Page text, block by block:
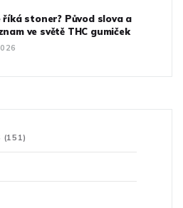
říká stoner? Původ slova a
ve světě THC gumiček
(151)